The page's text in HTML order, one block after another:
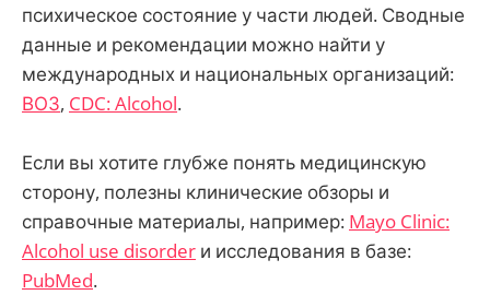
психическое состояние у части людей. Сводные
данные и рекомендации можно найти у
международных и национальных организаций:
ВОЗ, CDC: Alcohol.
Если вы хотите глубже понять медицинскую
сторону, полезны клинические обзоры и
справочные материалы, например: Mayo Clinic:
Alcohol use disorder и исследования в базе:
PubMed.